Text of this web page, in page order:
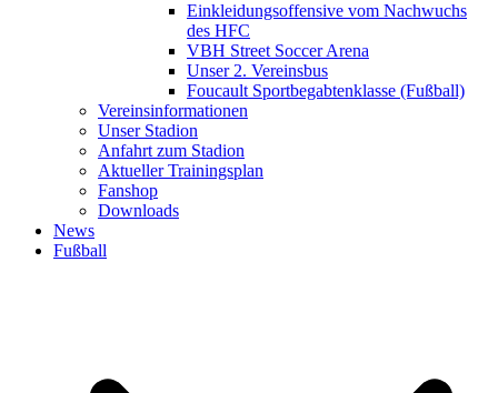
Einkleidungsoffensive vom Nachwuchs
des HFC
VBH Street Soccer Arena
Unser 2. Vereinsbus
Foucault Sportbegabtenklasse (Fußball)
Vereinsinformationen
Unser Stadion
Anfahrt zum Stadion
Aktueller Trainingsplan
Fanshop
Downloads
News
Fußball